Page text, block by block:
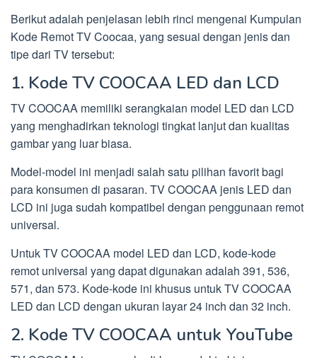
Berikut adalah penjelasan lebih rinci mengenai Kumpulan
Kode Remot TV Coocaa, yang sesuai dengan jenis dan
tipe dari TV tersebut:
1. Kode TV COOCAA LED dan LCD
TV COOCAA memiliki serangkaian model LED dan LCD
yang menghadirkan teknologi tingkat lanjut dan kualitas
gambar yang luar biasa.
Model-model ini menjadi salah satu pilihan favorit bagi
para konsumen di pasaran. TV COOCAA jenis LED dan
LCD ini juga sudah kompatibel dengan penggunaan remot
universal.
Untuk TV COOCAA model LED dan LCD, kode-kode
remot universal yang dapat digunakan adalah 391, 536,
571, dan 573. Kode-kode ini khusus untuk TV COOCAA
LED dan LCD dengan ukuran layar 24 inch dan 32 inch.
2. Kode TV COOCAA untuk YouTube